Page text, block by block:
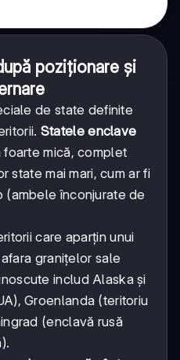
poziționare și
de state definite
Statele enclave
mică, complet
state mai mari, cum ar fi
(ambele înconjurate de
care aparțin unui
granițelor sale
includ Alaska și
Groenlanda (teritoriu
(enclavă rusă